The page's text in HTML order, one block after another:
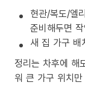
현관/복도/엘
준비해두면
새 집 가구 배
정리는 차후에 해
워 큰 가구 위치